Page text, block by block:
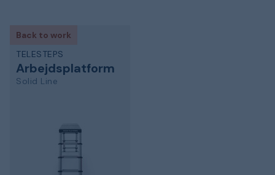
Back to work
TELESTEPS
Arbejdsplatform
Solid Line